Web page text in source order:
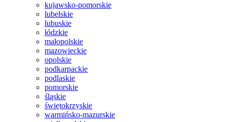
kujawsko-pomorskie
lubelskie
lubuskie
łódzkie
małopolskie
mazowieckie
opolskie
podkarpackie
podlaskie
pomorskie
śląskie
świętokrzyskie
warmińsko-mazurskie